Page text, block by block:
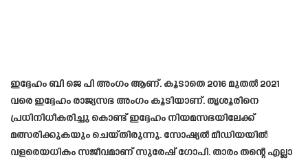
ഇദ്ദേഹം ബി ജെ പി അംഗം ആണ്. കൂടാതെ 2016 മുതൽ 2021
വരെ ഇദ്ദേഹം രാജ്യസഭ അംഗം കൂടിയാണ്. തൃശൂരിനെ
പ്രധിനിധീകരിച്ചു കൊണ്ട് ഇദ്ദേഹം നിയമസഭയിലേക്ക്
മത്സരിക്കുകയും ചെയ്തിരുന്നു. സോഷ്യൽ മീഡിയയിൽ
വളരെയധികം സജീവമാണ് സുരേഷ് ഗോപി. താരം തന്റെ എല്ലാ